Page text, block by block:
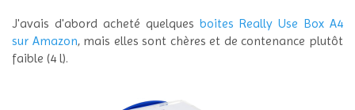
J'avais d'abord acheté quelques boites Really Use Box A4
sur Amazon, mais elles sont chères et de contenance plutôt
faible (4 l).